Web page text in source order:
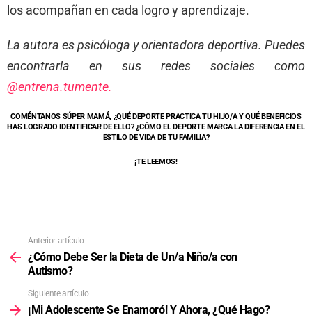
los acompañan en cada logro y aprendizaje.
La autora es psicóloga y orientadora deportiva. Puedes
encontrarla en sus redes sociales como
@entrena.tumente.
COMÉNTANOS SÚPER MAMÁ, ¿QUÉ DEPORTE PRACTICA TU HIJO/A Y QUÉ BENEFICIOS
HAS LOGRADO IDENTIFICAR DE ELLO? ¿CÓMO EL DEPORTE MARCA LA DIFERENCIA EN EL
ESTILO DE VIDA DE TU FAMILIA?
¡TE LEEMOS!
Anterior artículo
¿Cómo Debe Ser la Dieta de Un/a Niño/a con
Autismo?
Siguiente artículo
¡Mi Adolescente Se Enamoró! Y Ahora, ¿Qué Hago?